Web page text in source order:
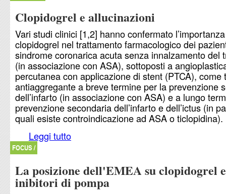
Clopidogrel e allucinazioni
Vari studi clinici [1,2] hanno confermato
clopidogrel nel trattamento farmacologico dei
sindrome coronarica acuta senza innalzamento del
(in associazione con ASA), sottoposti a
percutanea con applicazione di stent (PTCA), come
antiaggregante a breve termine per la prevenzione
dell’infarto (in associazione con ASA) e a lungo
prevenzione secondaria dell’infarto e dell’ictus (in
quali esiste controindicazione ad ASA o ticlopidina).
Leggi tutto
FOCUS /
La posizione dell'EMEA su clopidogrel e
inibitori di pompa